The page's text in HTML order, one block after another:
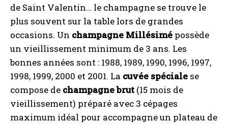
de Saint Valentin… le champagne se trouve le
plus souvent sur la table lors de grandes
occasions. Un champagne Millésimé possède
un vieillissement minimum de 3 ans. Les
bonnes années sont : 1988, 1989, 1990, 1996, 1997,
1998, 1999, 2000 et 2001. La cuvée spéciale se
compose de champagne brut (15 mois de
vieillissement) préparé avec 3 cépages
maximum idéal pour accompagne un plateau de